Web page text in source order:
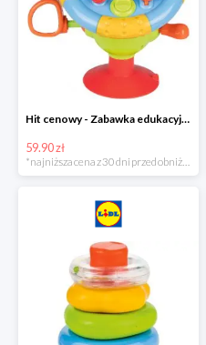
Hit cenowy - Zabawka edukacyjna
59.90 zł
*najniższa cena z 30 dni przed obniżką